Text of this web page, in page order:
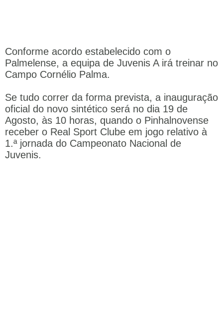
Conforme acordo estabelecido com o
Palmelense, a equipa de Juvenis A irá treinar no
Campo Cornélio Palma.
Se tudo correr da forma prevista, a inauguração
oficial do novo sintético será no dia 19 de
Agosto, às 10 horas, quando o Pinhalnovense
receber o Real Sport Clube em jogo relativo à
1.ª jornada do Campeonato Nacional de
Juvenis.